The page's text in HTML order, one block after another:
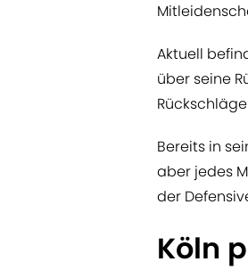
Aktuell
über seine
Bereits in
aber jedes
der
Köln